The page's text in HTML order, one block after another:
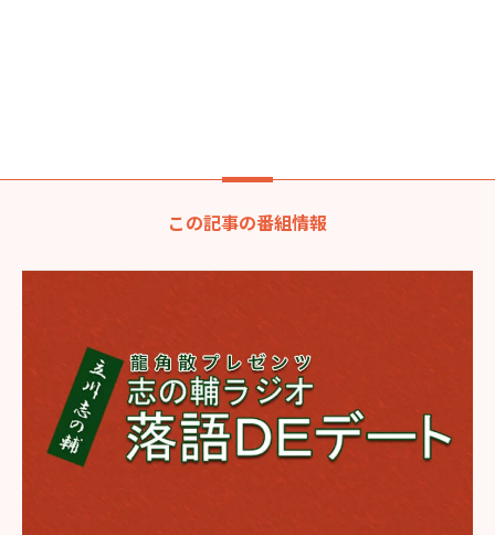
この記事の番組情報